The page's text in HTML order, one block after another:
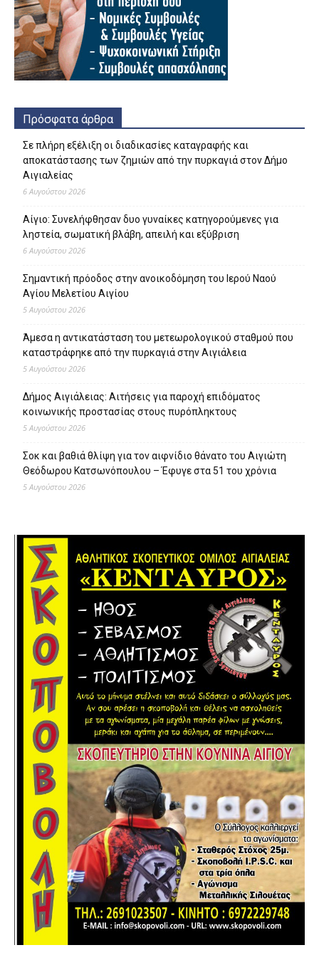
Πρόσφατα άρθρα
Σε πλήρη εξέλιξη οι διαδικασίες καταγραφής και
αποκατάστασης των ζημιών από την πυρκαγιά στον Δήμο
Αιγιαλείας
6 Αυγούστου 2026
Αίγιο: Συνελήφθησαν δυο γυναίκες κατηγορούμενες για
ληστεία, σωματική βλάβη, απειλή και εξύβριση
6 Αυγούστου 2026
Σημαντική πρόοδος στην ανοικοδόμηση του Ιερού Ναού
Αγίου Μελετίου Αιγίου
5 Αυγούστου 2026
Άμεσα η αντικατάσταση του μετεωρολογικού σταθμού που
καταστράφηκε από την πυρκαγιά στην Αιγιάλεια
5 Αυγούστου 2026
Δήμος Αιγιάλειας: Αιτήσεις για παροχή επιδόματος
κοινωνικής προστασίας στους πυρόπληκτους
5 Αυγούστου 2026
Σοκ και βαθιά θλίψη για τον αιφνίδιο θάνατο του Αιγιώτη
Θεόδωρου Κατσωνόπουλου – Έφυγε στα 51 του χρόνια
5 Αυγούστου 2026